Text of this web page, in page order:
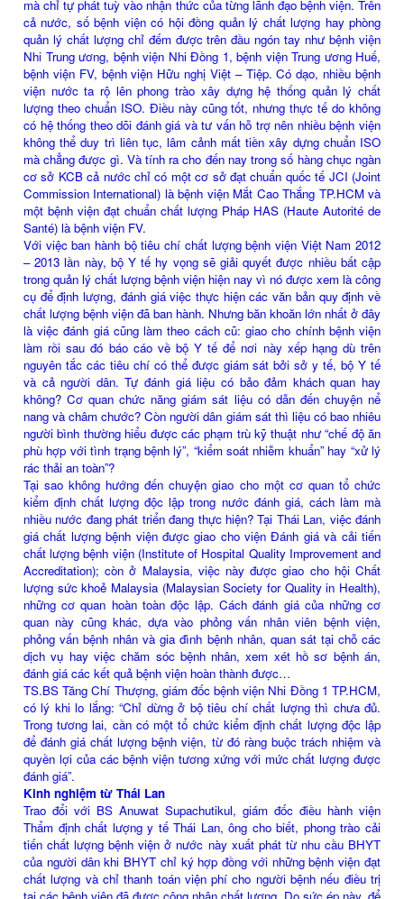
mà chỉ tự phát tuỳ vào nhận thức của từng lãnh đạo bệnh viện. Trên
cả nước, số bệnh viện có hội đồng quản lý chất lượng hay phòng
quản lý chất lượng chỉ đếm được trên đầu ngón tay như bệnh viện
Nhi Trung ương, bệnh viện Nhi Đồng 1, bệnh viện Trung ương Huế,
bệnh viện FV, bệnh viện Hữu nghị Việt – Tiệp. Có dạo, nhiều bệnh
viện nước ta rộ lên phong trào xây dựng hệ thống quản lý chất
lượng theo chuẩn ISO. Điều này cũng tốt, nhưng thực tế do không
có hệ thống theo dõi đánh giá và tư vấn hỗ trợ nên nhiều bệnh viện
không thể duy trì liên tục, lâm cảnh mất tiền xây dựng chuẩn ISO
mà chẳng được gì. Và tính ra cho đến nay trong số hàng chục ngàn
cơ sở KCB cả nước chỉ có một cơ sở đạt chuẩn quốc tế JCI (Joint
Commission International) là bệnh viện Mắt Cao Thắng TP.HCM và
một bệnh viện đạt chuẩn chất lượng Pháp HAS (Haute Autorité de
Santé) là bệnh viện FV.
Với việc ban hành bộ tiêu chí chất lượng bệnh viện Việt Nam 2012
– 2013 lần này, bộ Y tế hy vọng sẽ giải quyết được nhiều bất cập
trong quản lý chất lượng bệnh viện hiện nay vì nó được xem là công
cụ để định lượng, đánh giá việc thực hiện các văn bản quy định về
chất lượng bệnh viện đã ban hành. Nhưng băn khoăn lớn nhất ở đây
là việc đánh giá cũng làm theo cách cũ: giao cho chính bệnh viện
làm rồi sau đó báo cáo về bộ Y tế để nơi này xếp hạng dù trên
nguyên tắc các tiêu chí có thể được giám sát bởi sở y tế, bộ Y tế
và cả người dân. Tự đánh giá liệu có bảo đảm khách quan hay
không? Cơ quan chức năng giám sát liệu có dẫn đến chuyện nể
nang và châm chước? Còn người dân giám sát thì liệu có bao nhiêu
người bình thường hiểu được các phạm trù kỹ thuật như “chế độ ăn
phù hợp với tình trạng bệnh lý”, “kiểm soát nhiễm khuẩn” hay “xử lý
rác thải an toàn”?
Tại sao không hướng đến chuyện giao cho một cơ quan tổ chức
kiểm định chất lượng độc lập trong nước đánh giá, cách làm mà
nhiều nước đang phát triển đang thực hiện? Tại Thái Lan, việc đánh
giá chất lượng bệnh viện được giao cho viện Đánh giá và cải tiến
chất lượng bệnh viện (Institute of Hospital Quality Improvement and
Accreditation); còn ở Malaysia, việc này được giao cho hội Chất
lượng sức khoẻ Malaysia (Malaysian Society for Quality in Health),
những cơ quan hoàn toàn độc lập. Cách đánh giá của những cơ
quan này cũng khác, dựa vào phỏng vấn nhân viên bệnh viện,
phỏng vấn bệnh nhân và gia đình bệnh nhân, quan sát tại chỗ các
dịch vụ hay việc chăm sóc bệnh nhân, xem xét hồ sơ bệnh án,
đánh giá các kết quả bệnh viện hoàn thành được…
TS.BS Tăng Chí Thượng, giám đốc bệnh viện Nhi Đồng 1 TP.HCM,
có lý khi lo lắng: “Chỉ dừng ở bộ tiêu chí chất lượng thì chưa đủ.
Trong tương lai, cần có một tổ chức kiểm định chất lượng độc lập
để đánh giá chất lượng bệnh viện, từ đó ràng buộc trách nhiệm và
quyền lợi của các bệnh viện tương xứng với mức chất lượng được
đánh giá”.
Kinh nghiệm từ Thái Lan
Trao đổi với BS Anuwat Supachutikul, giám đốc điều hành viện
Thẩm định chất lượng y tế Thái Lan, ông cho biết, phong trào cải
tiến chất lượng bệnh viện ở nước này xuất phát từ nhu cầu BHYT
của người dân khi BHYT chỉ ký hợp đồng với những bệnh viện đạt
chất lượng và chỉ thanh toán viện phí cho người bệnh nếu điều trị